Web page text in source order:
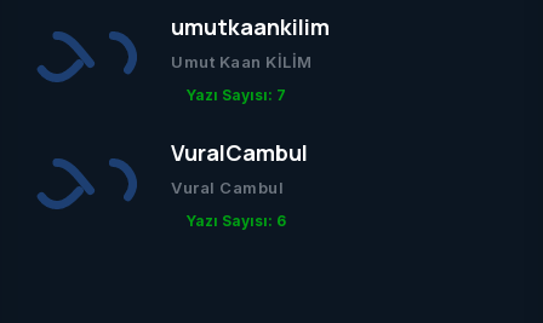
umutkaankilim
Umut Kaan KİLİM
Yazı Sayısı: 7
VuralCambul
Vural Cambul
Yazı Sayısı: 6